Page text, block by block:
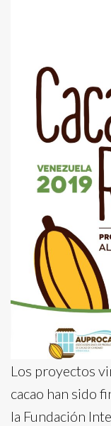
Los proyectos
cacao han sido
la Fundación